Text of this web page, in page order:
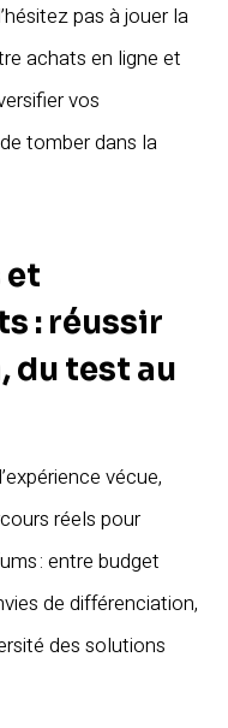
pas à jouer la
achats en ligne et
vos
tomber dans la
et
: réussir
du test au
vécue,
réels pour
: entre budget
de différenciation,
des solutions